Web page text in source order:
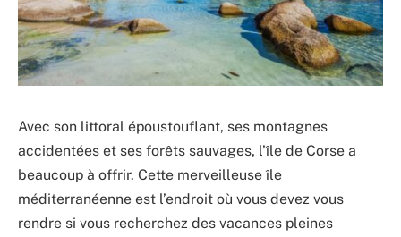
Avec son littoral époustouflant, ses montagnes
accidentées et ses forêts sauvages, l’île de Corse a
beaucoup à offrir. Cette merveilleuse île
méditerranéenne est l’endroit où vous devez vous
rendre si vous recherchez des vacances pleines